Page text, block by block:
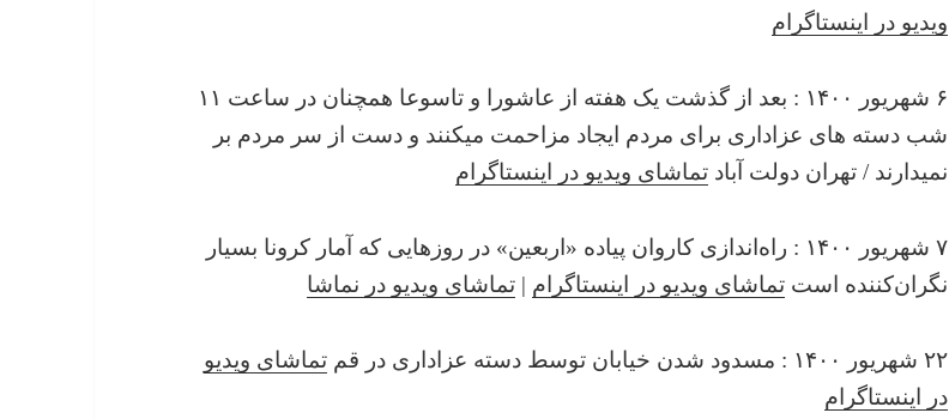
ویدیو در اینستاگرام
۶ شهریور ۱۴۰۰ : بعد از گذشت یک هفته از عاشورا و تاسوعا همچنان در ساعت ۱۱
شب دسته های عزاداری برای مردم ایجاد مزاحمت میکنند و دست از سر مردم بر
نمیدارند / تهران دولت آبادتماشای ویدیو در اینستاگرام
۷ شهریور ۱۴۰۰ : راه‌اندازی کاروان پیاده «اربعین» در روزهایی که آمار کرونا بسیار
نگران‌کننده استتماشای ویدیو در اینستاگرام |تماشای ویدیو در نماشا
۲۲ شهریور ۱۴۰۰ : مسدود شدن خیابان توسط دسته عزاداری در قم
تماشای ویدیو
در اینستاگرام